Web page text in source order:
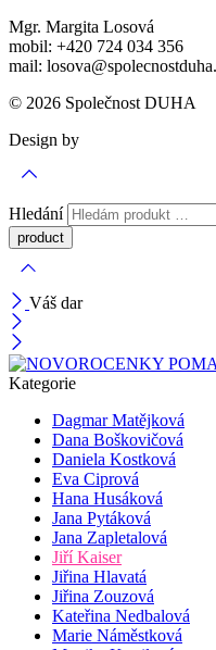
Mgr. Margita Losová
mobil: +420 724 034 356
mail:
© 2026 Společnost DUHA
Design by
Hledání
Váš dar
Kategorie
Dagmar Matějková
Dana Boškovičová
Daniela Kostková
Eva Ciprová
Hana Husáková
Jana Pytáková
Jana Zapletalová
Jiří Kaiser
Jiřina Hlavatá
Jiřina Zouzová
Kateřina Nedbalová
Marie Náměstková